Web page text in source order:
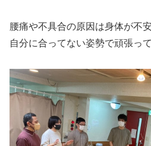
腰痛や不具合の原因は身体が不
自分に合ってない姿勢で頑張っ